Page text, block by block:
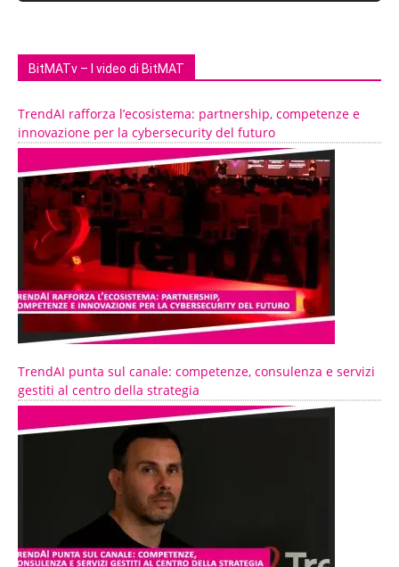
BitMATv – I video di BitMAT
TrendAI rafforza l’ecosistema: partnership, competenze e
innovazione per la cybersecurity del futuro
TrendAI punta sul canale: competenze, consulenza e servizi
gestiti al centro della strategia